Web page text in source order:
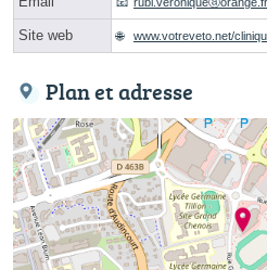
Site web www.votreveto.net/
Plan et adresse